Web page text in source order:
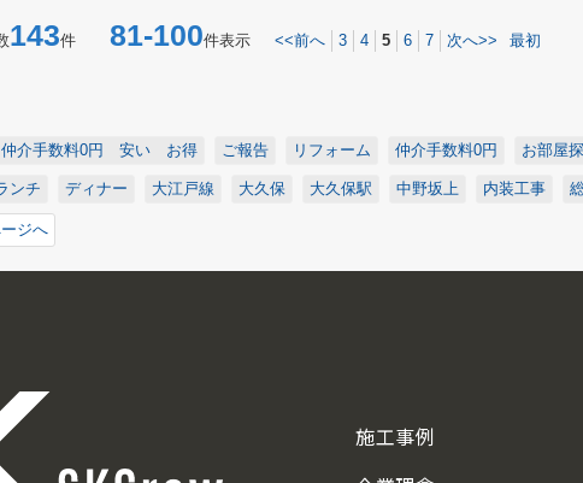
143件 81-100件表示 <<前へ 3 4 5 6 7 次へ>> 最初
介手数料0円 安い お得
ご報告 リフォーム 仲介手数料0円 お部屋
ンチ ディナー 大江戸線 大久保 大久保駅 中野坂上 内装工事
ジへ
施工事例